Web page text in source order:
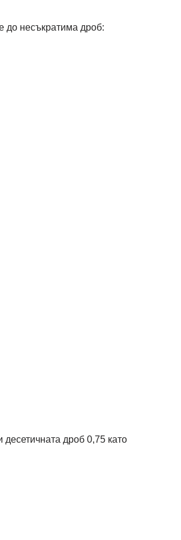
до несъкратима дроб:
десетичната дроб 0,75 като